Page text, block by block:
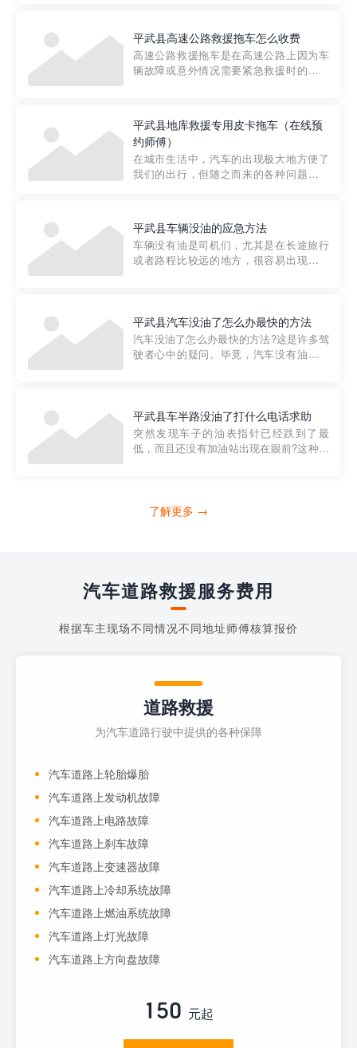
细解析一下市区事故救援拖车的收费标
准，以及在选用拖车服务时应注...
平武县高速公路救援拖车怎么收费
高速公路救援拖车是在高速公路上因为车
辆故障或意外情况需要紧急救援时的必备
路救援拖车的收费标准是由当地交通管理
部门制定的。起步价通...
平武县地库救援专用皮卡拖车（在线预
约师傅）
在城市生活中，汽车的出现极大地方便了
我们的出行，但随之而来的各种问题也让
紧急情况下，我们需要一种高效可靠的救
援方式。而这时，地库救援专...
平武县车辆没油的应急方法
车辆没有油是司机们，尤其是在长途旅行
或者路程比较远的地方，很容易出现这种
的送油师傅，解决没油的紧急情况。 首
先，让我们来了解一下穿...
平武县汽车没油了怎么办最快的方法
汽车没油了怎么办最快的方法?这是许多驾
驶者心中的疑问。毕竟，汽车没有油就无
越者小程序是一款专门解决汽车没油问题
的在线服务平台。通过...
平武县车半路没油了打什么电话求助
突然发现车子的油表指针已经跌到了最
低，而且还没有加油站出现在眼前?这种情
打4006363122请求送油人员来帮助你。
了解更多 →
汽车道路救援服务费用
根据车主现场不同情况不同地址师傅核算报价
道路救援
为汽车道路行驶中提供的各种保障
汽车道路上轮胎爆胎
汽车道路上发动机故障
汽车道路上电路故障
汽车道路上刹车故障
汽车道路上变速器故障
汽车道路上冷却系统故障
汽车道路上燃油系统故障
汽车道路上灯光故障
汽车道路上方向盘故障
150 元起